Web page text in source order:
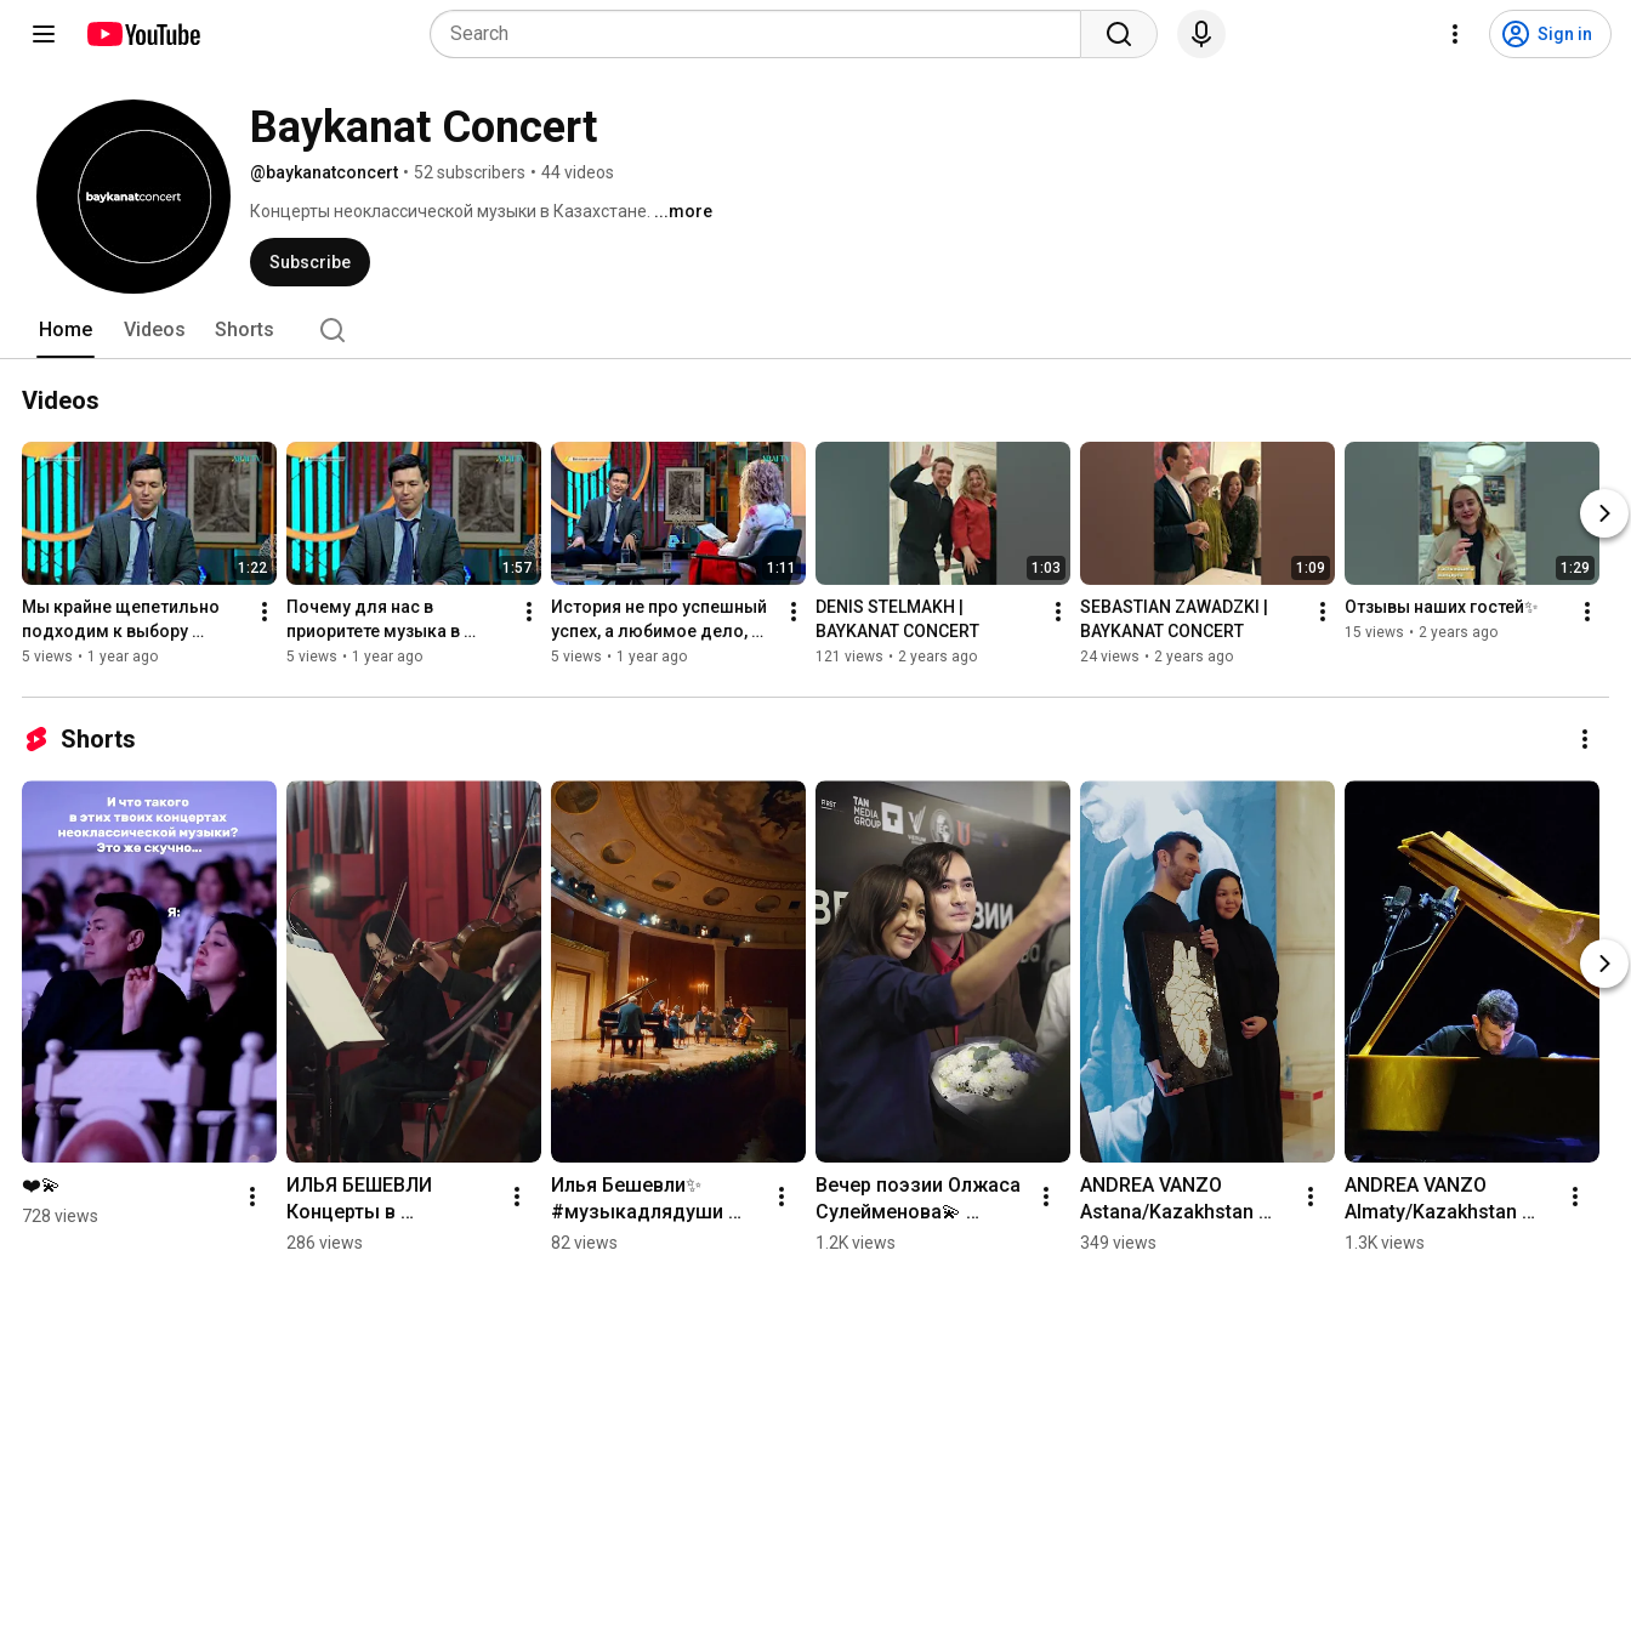
Sign in
Baykanat Concert
@baykanatconcert • 52 subscribers • 44 videos
Концерты неоклассической музыки в Казахстане. ...more
Subscribe
Home Videos Shorts
Videos
1:22
Мы крайне щепетильно
подходим к выбору
композиторов. И вот
5 views • 1 year ago
1:57
Почему для нас в
приоритете музыка в
исполнении самих
5 views • 1 year ago
1:11
История не про успешный
успех, а любимое дело,
которым занимаешься
5 views • 1 year ago
1:03
DENIS STELMAKH |
BAYKANAT CONCERT
121 views • 2 years ago
1:09
SEBASTIAN ZAWADZKI |
BAYKANAT CONCERT
24 views • 2 years ago
1:29
Отзывы наших гостей✨
15 views • 2 years ago
Shorts
❤️💫
728 views
ИЛЬЯ БЕШЕВЛИ
Концерты в
Казахстане✨#piano
286 views
Илья Бешевли✨
#музыкадлядуши
#piano
82 views
Вечер поэзии Олжаса
Сулейменова💫
Читает – Санжар
1.2K views
ANDREA VANZO
Astana/Kazakhstan
2025
349 views
ANDREA VANZO
Almaty/Kazakhstan
2025
1.3K views